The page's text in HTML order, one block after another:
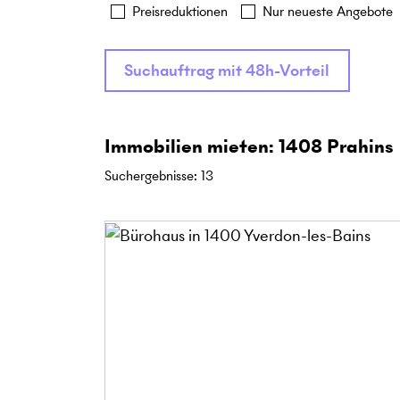
Preisreduktionen Nur neueste Angebote
Suchauftrag mit 48h-Vorteil
Immobilien mieten: 1408 Prahins
Suchergebnisse: 13